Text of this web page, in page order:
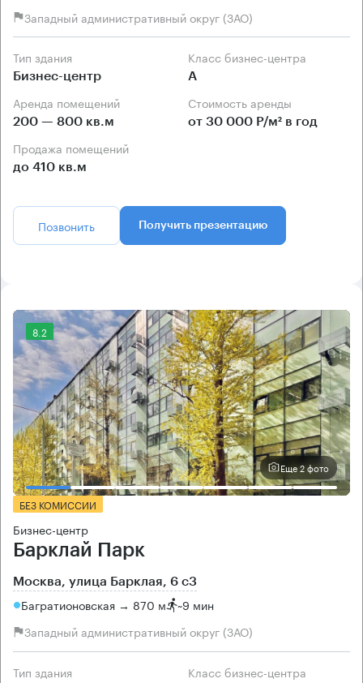
Западный административный округ (ЗАО)
Тип здания
Бизнес-центр
Класс бизнес-центра
А
Аренда помещений
200 — 800 кв.м
Стоимость аренды
от 30 000 Р/м² в год
Продажа помещений
до 410 кв.м
Позвонить Получить презентацию
8.2
Еще 2 фото
БЕЗ КОМИССИИ
Бизнес-центр
Барклай Парк
Москва, улица Барклая, 6 с3
Багратионовская → 870 м ~9 мин
Западный административный округ (ЗАО)
Тип здания Класс бизнес-центра